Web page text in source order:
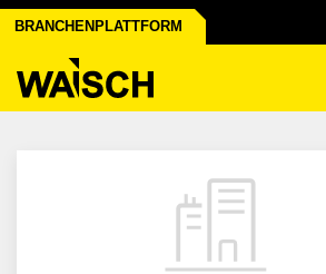
BRANCHENPLATTFORM
Industrie